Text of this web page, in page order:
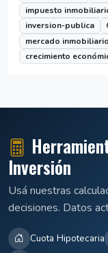
impuesto
inversion-publica
mercado
crecimiento
Inversión
Usá nuestras
decisiones. Datos
Cuota Hipotecaria